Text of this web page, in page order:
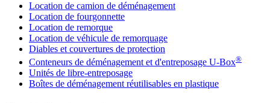
Location de camion de déménagement
Location de fourgonnette
Location de remorque
Location de véhicule de remorquage
Diables et couvertures de protection
Conteneurs de déménagement et d'entreposage U-Box®
Unités de libre-entreposage
Boîtes de déménagement réutilisables en plastique